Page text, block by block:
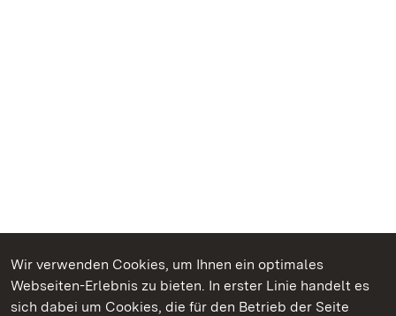
Wir verwenden Cookies, um Ihnen ein optimales
Webseiten-Erlebnis zu bieten. In erster Linie handelt es
sich dabei um Cookies, die für den Betrieb der Seite
Kommen. Staunen. Genießen.